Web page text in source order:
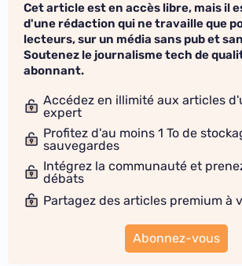
Cet article est en accès libre, mais il
d'une rédaction qui ne travaille que
lecteurs, sur un média sans pub et
Soutenez le journalisme tech de
abonnant.
Accédez en illimité aux articles
expert
Profitez d'au moins 1 To de
sauvegardes
Intégrez la communauté et
débats
Partagez des articles premium à
Abonnez-vous